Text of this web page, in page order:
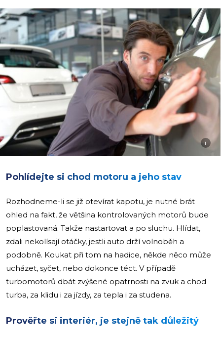
i
Pohlídejte si chod motoru a jeho stav
Rozhodneme-li se již otevírat kapotu, je nutné brát
ohled na fakt, že většina kontrolovaných motorů bude
poplastovaná. Takže nastartovat a po sluchu. Hlídat,
zdali nekolísají otáčky, jestli auto drží volnoběh a
podobně. Koukat při tom na hadice, někde něco může
ucházet, syčet, nebo dokonce téct. V případě
turbomotorů dbát zvýšené opatrnosti na zvuk a chod
turba, za klidu i za jízdy, za tepla i za studena.
Prověřte si interiér, je stejně tak důležitý